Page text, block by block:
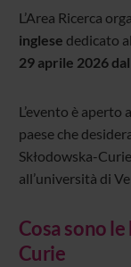
L’Area Ricerca
inglese dedicato
29 aprile 2026
L’evento è
paese che
Skłodowska-
all’università di
Cosa sono
Curie